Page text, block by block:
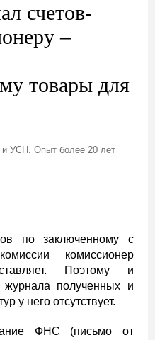
счетов-
–
товары для
УСН. Опыт более 20 лет
по заключенному с
комиссионер
Поэтому и
полученных и
у него отсутствует.
ФНС (письмо от